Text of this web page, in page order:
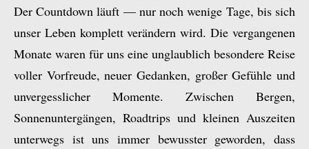
Der Countdown läuft — nur noch wenige Tage, bis sich
unser Leben komplett verändern wird. Die vergangenen
Monate waren für uns eine unglaublich besondere Reise
voller Vorfreude, neuer Gedanken, großer Gefühle und
unvergesslicher Momente. Zwischen Bergen,
Sonnenuntergängen, Roadtrips und kleinen Auszeiten
unterwegs ist uns immer bewusster geworden, dass